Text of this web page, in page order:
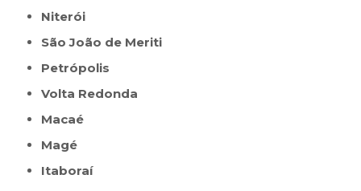
Niterói
São João de Meriti
Petrópolis
Volta Redonda
Macaé
Magé
Itaboraí